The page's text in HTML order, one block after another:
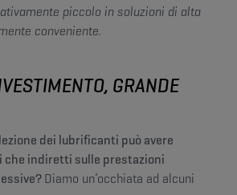
piccolo in soluzioni di alta
conveniente.
GRANDE
dei lubrificanti può avere
indiretti sulle prestazioni
Diamo un’occhiata ad alcuni